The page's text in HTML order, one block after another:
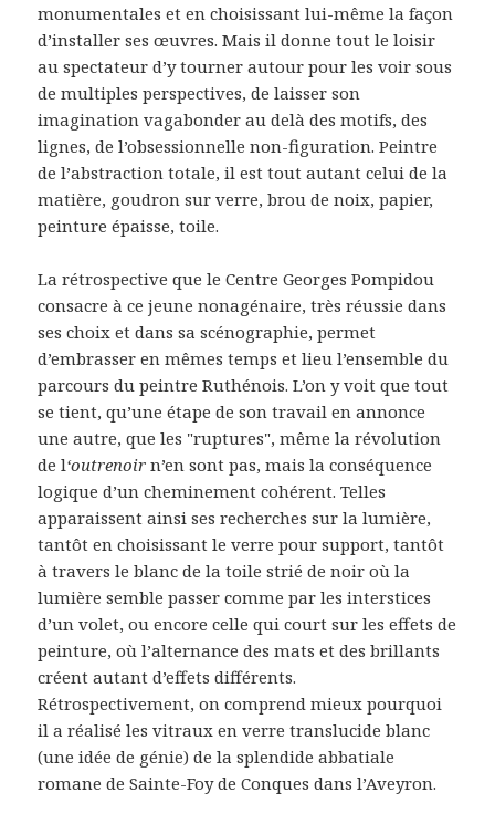
monumentales et en choisissant lui-même la façon
d’installer ses œuvres. Mais il donne tout le loisir
au spectateur d’y tourner autour pour les voir sous
de multiples perspectives, de laisser son
imagination vagabonder au delà des motifs, des
lignes, de l’obsessionnelle non-figuration. Peintre
de l’abstraction totale, il est tout autant celui de la
matière, goudron sur verre, brou de noix, papier,
peinture épaisse, toile.
La rétrospective que le Centre Georges Pompidou
consacre à ce jeune nonagénaire, très réussie dans
ses choix et dans sa scénographie, permet
d’embrasser en mêmes temps et lieu l’ensemble du
parcours du peintre Ruthénois. L’on y voit que tout
se tient, qu’une étape de son travail en annonce
une autre, que les "ruptures", même la révolution
de l‘outrenoir n’en sont pas, mais la conséquence
logique d’un cheminement cohérent. Telles
apparaissent ainsi ses recherches sur la lumière,
tantôt en choisissant le verre pour support, tantôt
à travers le blanc de la toile strié de noir où la
lumière semble passer comme par les interstices
d’un volet, ou encore celle qui court sur les effets de
peinture, où l’alternance des mats et des brillants
créent autant d’effets différents.
Rétrospectivement, on comprend mieux pourquoi
il a réalisé les vitraux en verre translucide blanc
(une idée de génie) de la splendide abbatiale
romane de Sainte-Foy de Conques dans l’Aveyron.